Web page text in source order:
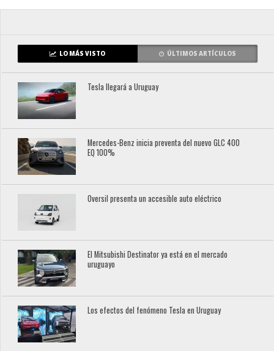
LO MÁS VISTO ÚLTIMOS ARTÍCULOS
Tesla llegará a Uruguay
Mercedes-Benz inicia preventa del nuevo GLC 400
EQ 100%
Oversil presenta un accesible auto eléctrico
El Mitsubishi Destinator ya está en el mercado
uruguayo
Los efectos del fenómeno Tesla en Uruguay